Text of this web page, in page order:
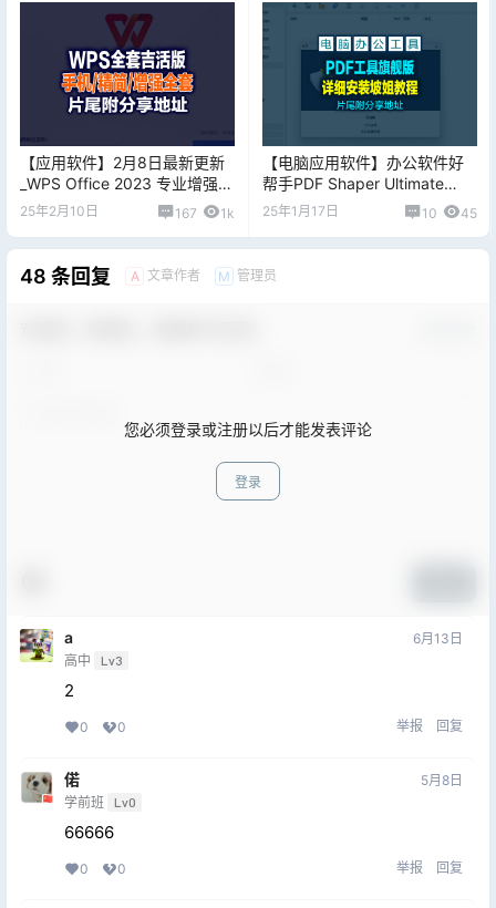
【应用软件】2月8日最新更新
_WPS Office 2023 专业增强版
+精简版 v12.8.2.19823 永久吉
25年2月10日 167 1k
【电脑应用软件】办公软件好
帮手PDF Shaper Ultimate
v14.8 中文旗舰版+详细破解永
25年1月17日 10 45
48 条回复 A 文章作者 M 管理员
您必须登录或注册以后才能发表评论
登录
a
高中 Lv3
6月13日
2
0 0 举报 回复
偌
学前班 Lv0
5月8日
66666
0 0 举报 回复